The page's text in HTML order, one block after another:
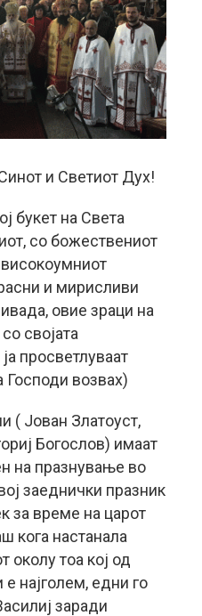
и Светиот Дух!
букет на Света
со божествениот
високоумниот
и мирисливи
овие зраци на
својата
просветлуваат
Господи возвах)
( Јован Златоуст,
Богослов) имаат
на празнување во
заеднички празник
за време на царот
кога настанала
околу тоа кој од
е најголем, едни го
заради